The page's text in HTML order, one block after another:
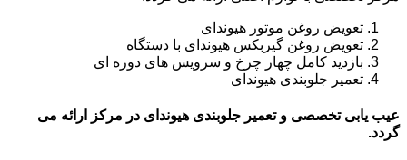
تعویض روغن موتور هیوندای
تعویض روغن گیربکس هیوندای با دستگاه
بازدید کامل چهار چرخ و سرویس های دوره ای
تعمیر جلوبندی هیوندای
عیب یابی تخصصی و تعمیر جلوبندی هیوندای در مرکز ارائه می
گردد.